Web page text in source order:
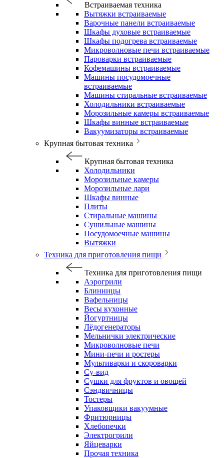
Встраиваемая техника
Вытяжки встраиваемые
Варочные панели встраиваемые
Шкафы духовые встраиваемые
Шкафы подогрева встраиваемые
Микроволновые печи встраиваемые
Пароварки встраиваемые
Кофемашины встраиваемые
Машины посудомоечные
встраиваемые
Машины стиральные встраиваемые
Холодильники встраиваемые
Морозильные камеры встраиваемые
Шкафы винные встраиваемые
Вакуумизаторы встраиваемые
Крупная бытовая техника
Крупная бытовая техника
Холодильники
Морозильные камеры
Морозильные лари
Шкафы винные
Плиты
Стиральные машины
Сушильные машины
Посудомоечные машины
Вытяжки
Техника для приготовления пищи
Техника для приготовления пищи
Аэрогрили
Блинницы
Вафельницы
Весы кухонные
Йогуртницы
Лёдогенераторы
Мельнички электрические
Микроволновые печи
Мини-печи и ростеры
Мультиварки и скороварки
Су-вид
Сушки для фруктов и овощей
Сэндвичницы
Тостеры
Упаковщики вакуумные
Фритюрницы
Хлебопечки
Электрогрили
Яйцеварки
Прочая техника